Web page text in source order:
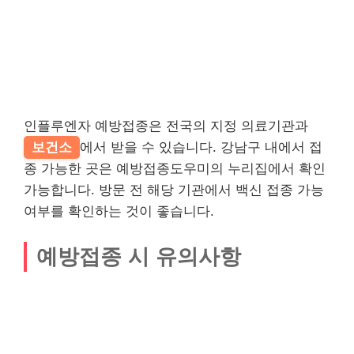
인플루엔자 예방접종은 전국의 지정 의료기관과
보건소 에서 받을 수 있습니다. 강남구 내에서 접
종 가능한 곳은 예방접종도우미의 누리집에서 확인
가능합니다. 방문 전 해당 기관에서 백신 접종 가능
여부를 확인하는 것이 좋습니다.
예방접종 시 유의사항